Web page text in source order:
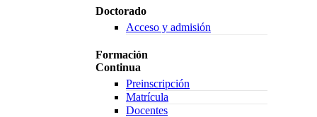
Doctorado
Acceso y admisión
Formación
Continua
Preinscripción
Matrícula
Docentes